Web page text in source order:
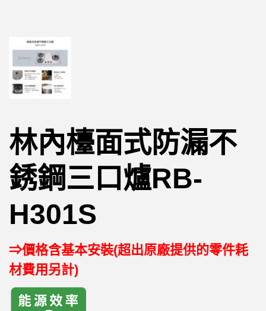
林內檯面式防漏不
銹鋼三口爐RB-
H301S
⇒價格含基本安裝(超出原廠提供的零件耗
材費用另計)